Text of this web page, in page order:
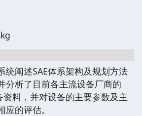
统阐述SAE体系架构及规划方法
分析了目前各主流设备厂商的
资料，并对设备的主要参数及主
的评估。